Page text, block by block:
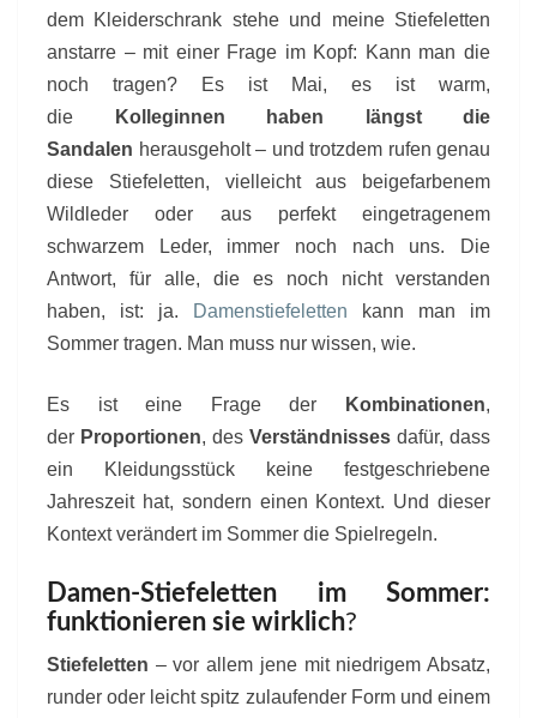
dem Kleiderschrank stehe und meine Stiefeletten
anstarre – mit einer Frage im Kopf: Kann man die
noch tragen? Es ist Mai, es ist warm,
die
Kolleginnen haben längst die
Sandalen herausgeholt – und trotzdem rufen genau
diese Stiefeletten, vielleicht aus beigefarbenem
Wildleder oder aus perfekt eingetragenem
schwarzem Leder, immer noch nach uns. Die
Antwort, für alle, die es noch nicht verstanden
haben, ist: ja.
Damenstiefeletten kann man im
Sommer tragen. Man muss nur wissen, wie.
Es ist eine Frage der Kombinationen,
der Proportionen, des Verständnisses dafür, dass
ein Kleidungsstück keine festgeschriebene
Jahreszeit hat, sondern einen Kontext. Und dieser
Kontext verändert im Sommer die Spielregeln.
Damen-Stiefeletten im Sommer:
funktionieren sie wirklich?
Stiefeletten – vor allem jene mit niedrigem Absatz,
runder oder leicht spitz zulaufender Form und einem